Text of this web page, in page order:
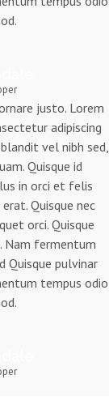
justo. Lorem
adipiscing
vel nibh sed,
Quisque id
in orci et felis
Quisque nec
orci. Quisque
Nam fermentum
Quisque pulvinar
tempus odio